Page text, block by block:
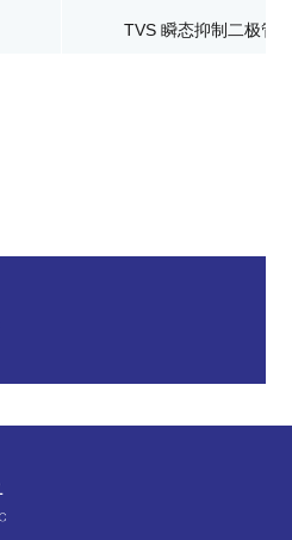
TVS 瞬态抑制二极管